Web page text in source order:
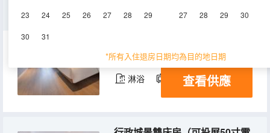
23 24 25 26 27 28 29
30 31
27 28 29 30
*所有入住退房日期均為目的地日期
42㎡ 12-18層
淋浴 電視機 冰箱
查看供應